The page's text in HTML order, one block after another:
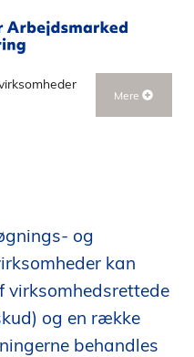
Mere
og
kan
virksomhedsrettede
og en række
behandles